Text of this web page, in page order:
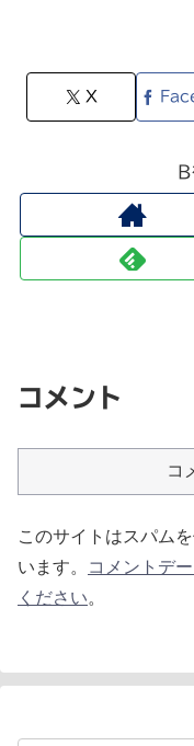
X
コメント
コ
このサイトはスパム
います。
コメントデ
ください。